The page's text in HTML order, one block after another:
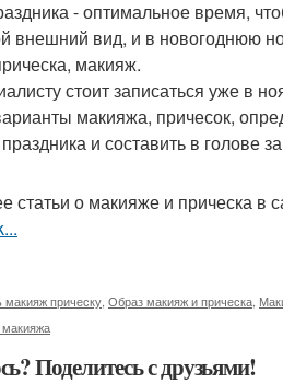
- оптимальное время,
внешний вид, и в новогоднюю
макияж.
стоит записаться уже в
макияжа, причесок,
и составить в голове
статьи о макияже и прическа в
макияж прическу Образ макияж и прическа
макияжа
Поделитесь с друзьями!